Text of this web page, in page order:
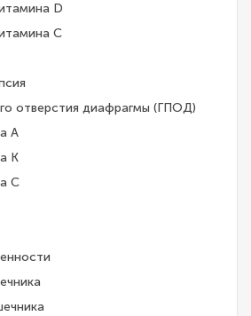
D
С
отверстия диафрагмы (ГПОД)
А
К
С